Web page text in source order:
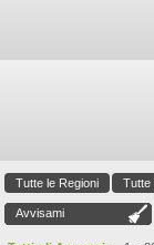
Tutte le Regioni Tutte
Avvisami